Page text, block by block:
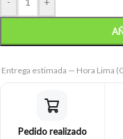
Entrega estimada — Hora Lima
Pedido realizado